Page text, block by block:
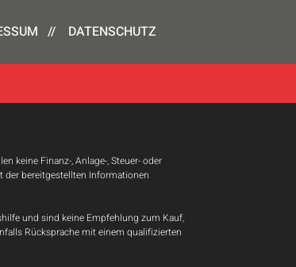
// DATENSCHUTZ
keine Finanz-, Anlage-, Steuer- oder
der bereitgestellten Informationen
und sind keine Empfehlung zum Kauf,
Rücksprache mit einem qualifizierten